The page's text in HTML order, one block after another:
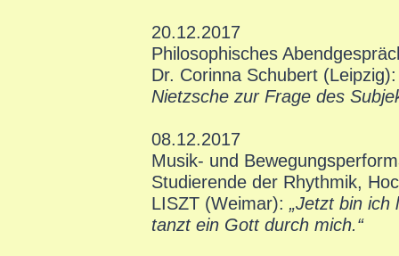
20.12.2017
Philosophisches
Dr. Corinna Schubert
Nietzsche zur Frage des
08.12.2017
Musik- und
Studierende der Rhythmik,
LISZT (Weimar): „Jetzt bin
tanzt ein Gott durch mich.“